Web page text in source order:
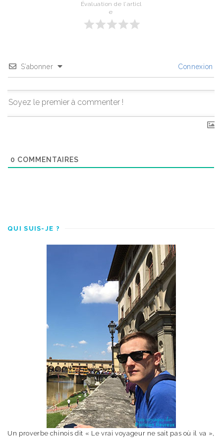
Évaluation de l'articl
e
S’abonner Connexion
0 COMMENTAIRES
QUI SUIS-JE ?
Un proverbe chinois dit « Le vrai voyageur ne sait pas où il va »,